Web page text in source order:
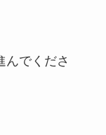
んでくださ